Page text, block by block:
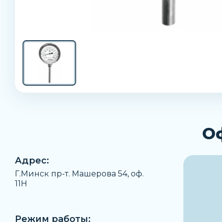
Адрес:
Г.Минск пр-т. Машерова 54, оф.
11H
Режим работы: